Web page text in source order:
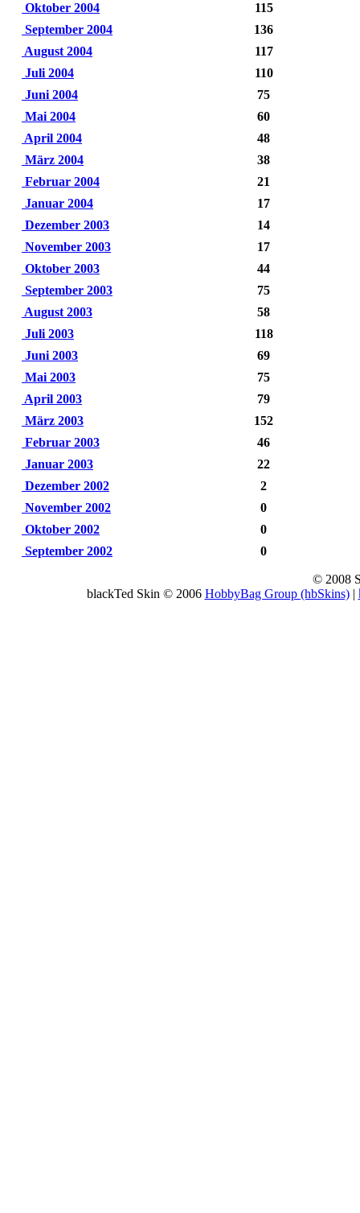
Oktober 2004
115
September 2004
136
August 2004
117
Juli 2004
110
Juni 2004
75
Mai 2004
60
April 2004
48
März 2004
38
Februar 2004
21
Januar 2004
17
Dezember 2003
14
November 2003
17
Oktober 2003
44
September 2003
75
August 2003
58
Juli 2003
118
Juni 2003
69
Mai 2003
75
April 2003
79
März 2003
152
Februar 2003
46
Januar 2003
22
Dezember 2002
2
November 2002
0
Oktober 2002
0
September 2002
0
© 2008
blackTed Skin © 2006 HobbyBag Group (hbSkins)|